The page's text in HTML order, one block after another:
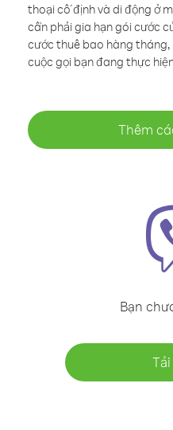
thoại cố định và di động ở
cần phải gia hạn gói cước
cước thuê bao hàng
cuộc gọi bạn đang thực
Thêm
Bạn